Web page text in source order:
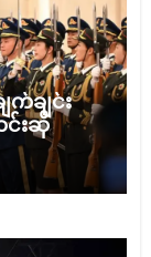
က်ချင်း
င်းဆို